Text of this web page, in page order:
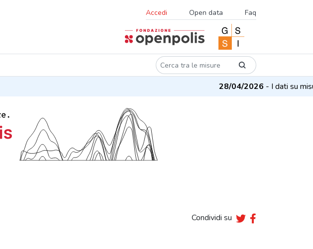
Accedi Open data Faq
28/04/2026- I dati su misure e
Condividi su